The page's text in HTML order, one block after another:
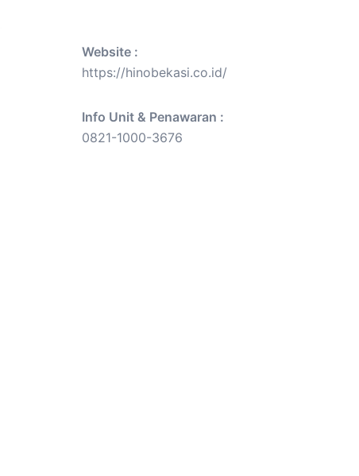
Website :
https://hinobekasi.co.id/
Info Unit & Penawaran :
0821-1000-3676